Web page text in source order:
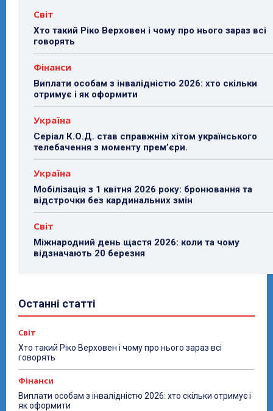
Світ
Хто такий Ріко Верховен і чому про нього зараз всі
говорять
Фінанси
Виплати особам з інвалідністю 2026: хто скільки
отримує і як оформити
Україна
Серіал К.О.Д. став справжнім хітом українського
телебачення з моменту прем’єри.
Україна
Мобілізація з 1 квітня 2026 року: бронювання та
відстрочки без кардинальних змін
Світ
Міжнародний день щастя 2026: коли та чому
відзначають 20 березня
Останні статті
Світ
Хто такий Ріко Верховен і чому про нього зараз всі
говорять
Фінанси
Виплати особам з інвалідністю 2026: хто скільки отримує і
як оформити